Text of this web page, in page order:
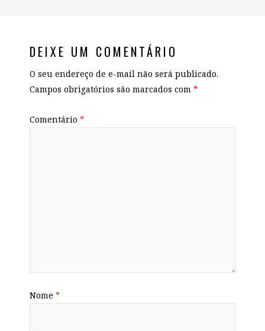
DEIXE UM COMENTÁRIO
O seu endereço de e-mail não será publicado.
Campos obrigatórios são marcados com *
Comentário *
Nome *